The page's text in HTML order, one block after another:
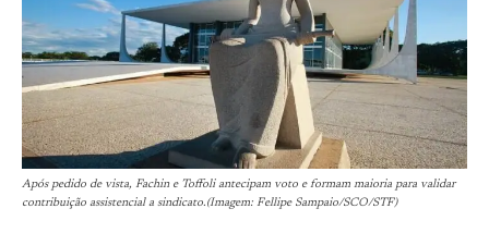
Após pedido de vista, Fachin e Toffoli antecipam voto e formam maioria para validar
contribuição assistencial a sindicato.(Imagem: Fellipe Sampaio/SCO/STF)